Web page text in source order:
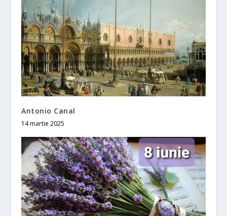
Antonio Canal
14 martie 2025